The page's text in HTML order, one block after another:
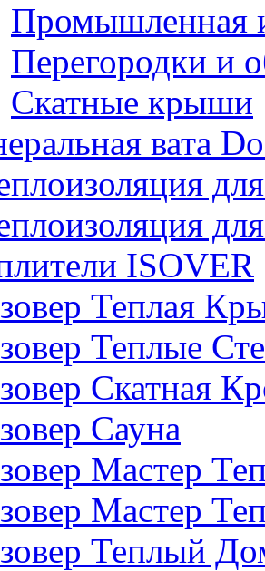
Промышленная
Перегородки и
Скатные крыши
вата
ISOVER
Теплая
Теплые
Скатная
Сауна
Мастер
Мастер
Теплый